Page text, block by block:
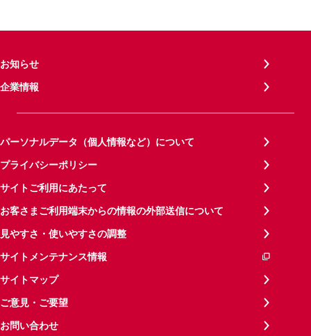
お知らせ
企業情報
パーソナルデータ（個人情報など）について
プライバシーポリシー
サイトご利用にあたって
お客さまご利用端末からの情報の外部送信について
見やすさ・使いやすさの調整
サイトメンテナンス情報
サイトマップ
ご意見・ご要望
お問い合わせ